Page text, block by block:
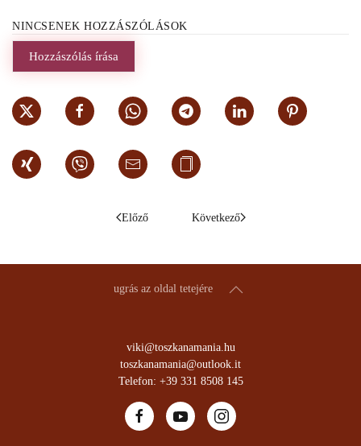
NINCSENEK HOZZÁSZÓLÁSOK
Hozzászólás írása
Előző Következő
ugrás az oldal tetejére
viki@toszkanamania.hu
toszkanamania@outlook.it
Telefon: +39 331 8508 145